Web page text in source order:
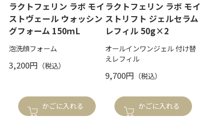
ラクトフェリン ラボ モイ
ストヴェール ウォッシン
グフォーム 150ｍL
泡洗顔フォーム
3,200円
かごに入れる
ラクトフェリン ラボ モイ
ストリフト ジェルセラム
レフィル 50g×2
オールインワンジェル 付け替
えレフィル
9,700円
かごに入れる